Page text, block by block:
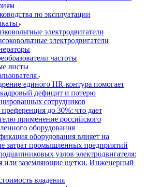
по эксплуатации
электродвигатели
электродвигатели
частоты
листы
единого HR-контура помогает
дефицит и потерю
сотрудников
до 30%: что дает
применение российского
оборудования
оборудования влияет на
затрат промышленных предприятий
узлов электродвигателя:
или заземляющие щетки. Инженерный
владения